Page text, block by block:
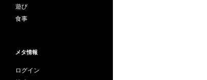
遊び
食事
メタ情報
ログイン